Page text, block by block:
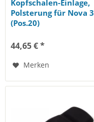
Kopfschalen-Einlage,
Polsterung für Nova 3
(Pos.20)
44,65 € *
Merken